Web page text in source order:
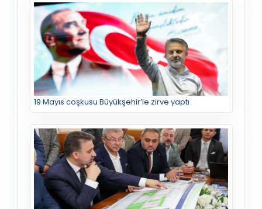
19 Mayıs coşkusu Büyükşehir’le zirve yaptı